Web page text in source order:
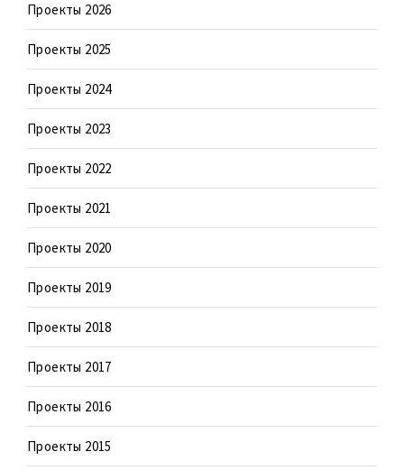
Проекты 2026
Проекты 2025
Проекты 2024
Проекты 2023
Проекты 2022
Проекты 2021
Проекты 2020
Проекты 2019
Проекты 2018
Проекты 2017
Проекты 2016
Проекты 2015